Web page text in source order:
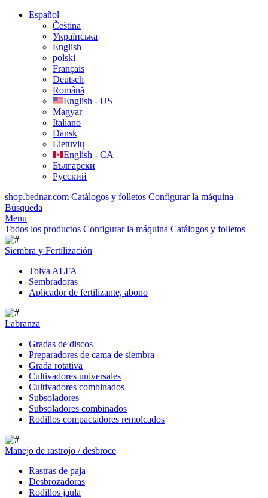
Español
Čeština
Українська
English
polski
Français
Deutsch
Română
English - US
Magyar
Italiano
Dansk
Lietuvių
English - CA
Български
Русский
shop.bednar.com Catálogos y folletos Configurar la máquina
Búsqueda
Menu
Todos los productos Configurar la máquina Catálogos y folletos
Siembra y Fertilización
Tolva ALFA
Sembradoras
Aplicador de fertilizante, abono
Labranza
Gradas de discos
Preparadores de cama de siembra
Grada rotativa
Cultivadores universales
Cultivadores combinados
Subsoladores
Subsoladores combinados
Rodillos compactadores remolcados
Manejo de rastrojo / desbroce
Rastras de paja
Desbrozadoras
Rodillos jaula